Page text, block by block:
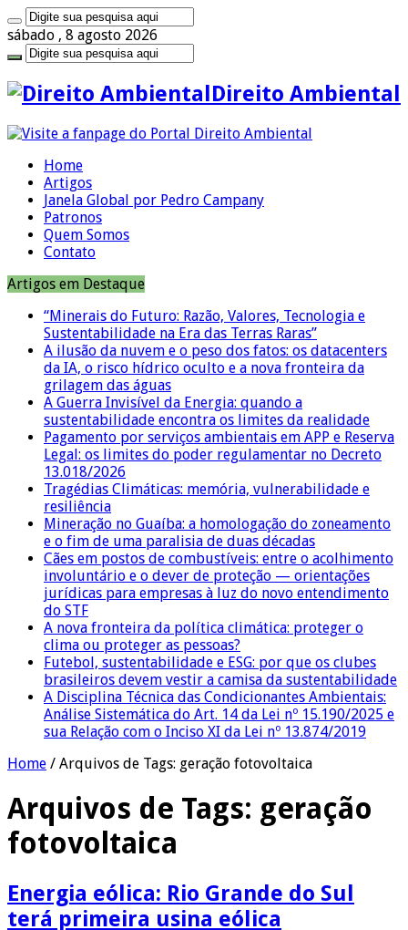
sábado , 8 agosto 2026
Direito Ambiental
Home
Artigos
Janela Global por Pedro Campany
Patronos
Quem Somos
Contato
Artigos em Destaque
“Minerais do Futuro: Razão, Valores, Tecnologia e
Sustentabilidade na Era das Terras Raras”
A ilusão da nuvem e o peso dos fatos: os datacenters
da IA, o risco hídrico oculto e a nova fronteira da
grilagem das águas
A Guerra Invisível da Energia: quando a
sustentabilidade encontra os limites da realidade
Pagamento por serviços ambientais em APP e Reserva
Legal: os limites do poder regulamentar no Decreto
13.018/2026
Tragédias Climáticas: memória, vulnerabilidade e
resiliência
Mineração no Guaíba: a homologação do zoneamento
e o fim de uma paralisia de duas décadas
Cães em postos de combustíveis: entre o acolhimento
involuntário e o dever de proteção — orientações
jurídicas para empresas à luz do novo entendimento
do STF
A nova fronteira da política climática: proteger o
clima ou proteger as pessoas?
Futebol, sustentabilidade e ESG: por que os clubes
brasileiros devem vestir a camisa da sustentabilidade
A Disciplina Técnica das Condicionantes Ambientais:
Análise Sistemática do Art. 14 da Lei nº 15.190/2025 e
sua Relação com o Inciso XI da Lei nº 13.874/2019
Home / Arquivos de Tags: geração fotovoltaica
Arquivos de Tags: geração
fotovoltaica
Energia eólica: Rio Grande do Sul
terá primeira usina eólica